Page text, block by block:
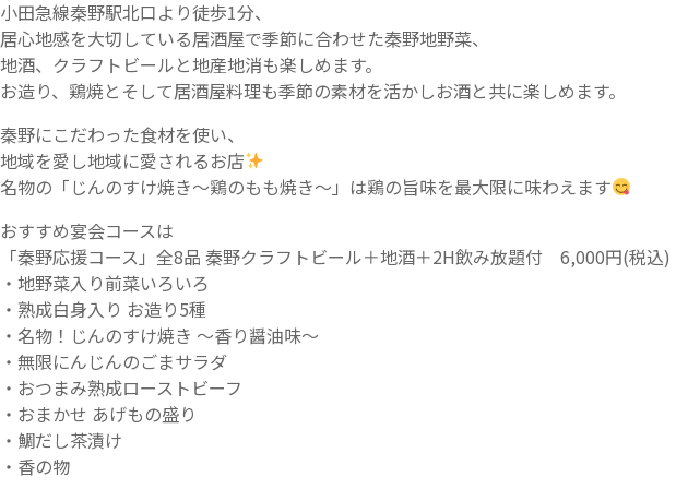
小田急線秦野駅北口より徒歩1分、
居心地感を大切している居酒屋で季節に合わせた秦野地野菜、
地酒、クラフトビールと地産地消も楽しめます。
お造り、鶏焼とそして居酒屋料理も季節の素材を活かしお酒と共に楽しめます。
秦野にこだわった食材を使い、
地域を愛し地域に愛されるお店
名物の「じんのすけ焼き～鶏のもも焼き～」は鶏の旨味を最大限に味わえます
おすすめ宴会コースは
「秦野応援コース」全8品 秦野クラフトビール＋地酒＋2H飲み放題付 6,000円(税込)
・地野菜入り前菜いろいろ
・熟成白身入り お造り5種
・名物！じんのすけ焼き ～香り醤油味～
・無限にんじんのごまサラダ
・おつまみ熟成ローストビーフ
・おまかせ あげもの盛り
・鯛だし茶漬け
・香の物